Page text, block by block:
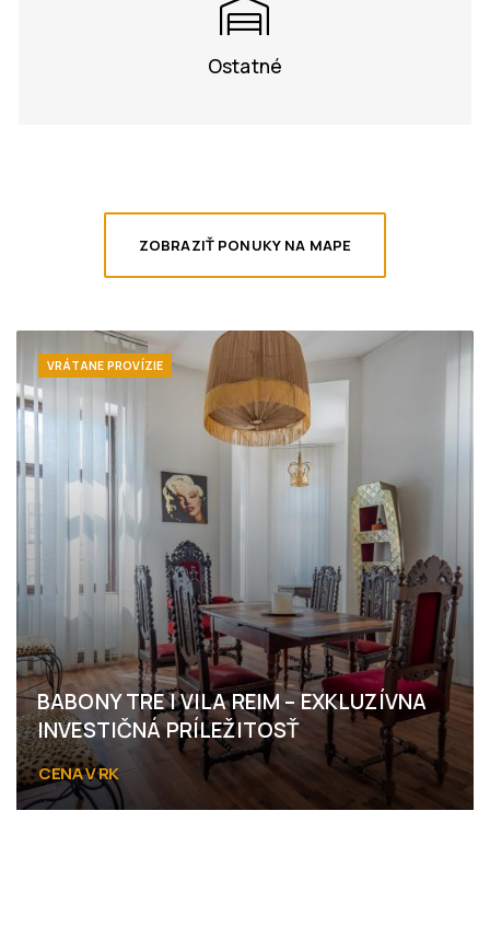
Ostatné
ZOBRAZIŤ PONUKY NA MAPE
VRÁTANE PROVÍZIE
BABONY TRE I VILA REIM – EXKLUZÍVNA
INVESTIČNÁ PRÍLEŽITOSŤ
CENA V RK